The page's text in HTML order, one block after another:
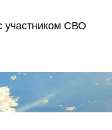
участником СВО